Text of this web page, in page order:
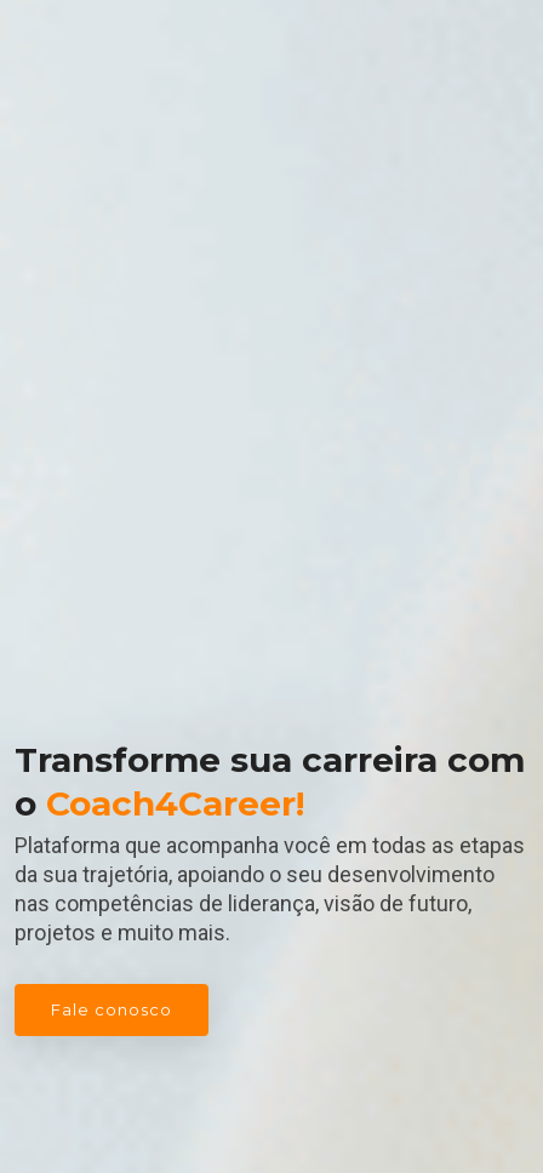
Transforme sua carreira com
o Coach4Career!
Plataforma que acompanha você em todas as etapas
da sua trajetória, apoiando o seu desenvolvimento
nas competências de liderança, visão de futuro,
projetos e muito mais.
Fale conosco